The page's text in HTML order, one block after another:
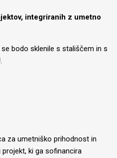
ektov, integriranih z umetno
se bodo sklenile s stališčem in s
za umetniško prihodnost in
ki ga sofinancira